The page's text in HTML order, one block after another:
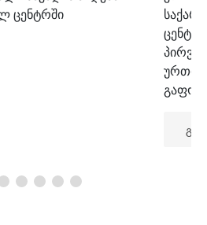
ცენტრში